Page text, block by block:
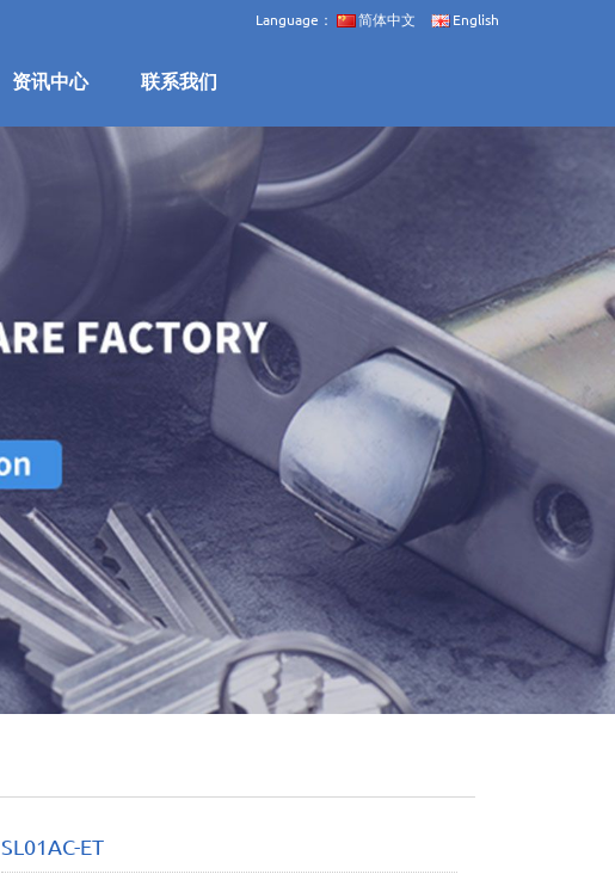
Language： 简体中文 English
资讯中心 联系我们
SL01AC-ET